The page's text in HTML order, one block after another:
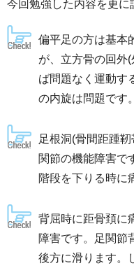
今回勉強した内容を更に
偏平足の方は基本
が、立方骨の回外
ば問題なく運動す
の内旋は問題です。
足根洞(骨間距踵
関節の機能障害で
階段を下りる時に
背屈時に距骨頚に
障害です。足関節
後方に滑ります。